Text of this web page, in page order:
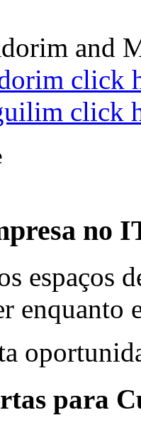
and
click
click
no
espaços
enquanto
para